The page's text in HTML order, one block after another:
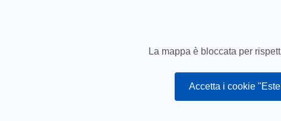
La mappa è bloccata per
Accetta i cookie